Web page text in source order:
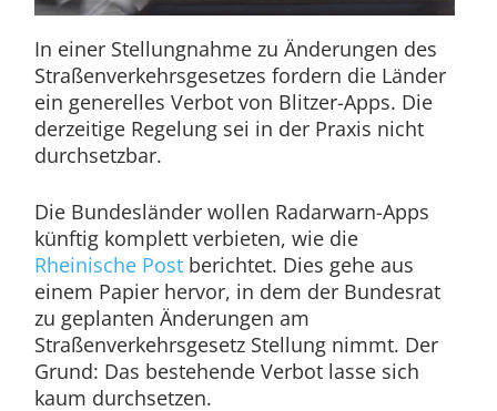
In einer Stellungnahme zu Änderungen des
Straßenverkehrsgesetzes fordern die Länder
ein generelles Verbot von Blitzer-Apps. Die
derzeitige Regelung sei in der Praxis nicht
durchsetzbar.
Die Bundesländer wollen Radarwarn-Apps
künftig komplett verbieten, wie die
Rheinische Postberichtet. Dies gehe aus
einem Papier hervor, in dem der Bundesrat
zu geplanten Änderungen am
Straßenverkehrsgesetz Stellung nimmt. Der
Grund: Das bestehende Verbot lasse sich
kaum durchsetzen.